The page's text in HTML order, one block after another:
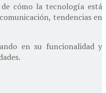
cómo la tecnología está
tendencias en
en su funcionalidad y